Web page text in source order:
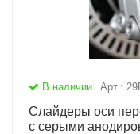
В наличии Арт.:
Слайдеры оси
с серыми